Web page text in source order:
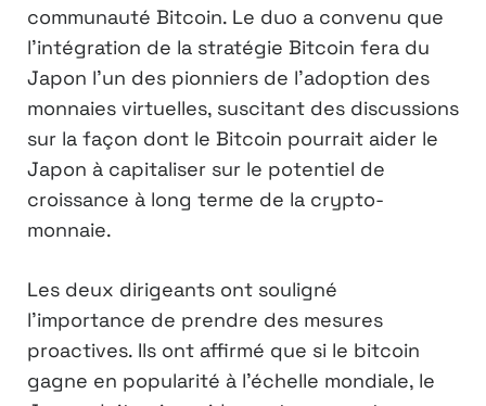
communauté Bitcoin. Le duo a convenu que
l’intégration de la stratégie Bitcoin fera du
Japon l’un des pionniers de l’adoption des
monnaies virtuelles, suscitant des discussions
sur la façon dont le Bitcoin pourrait aider le
Japon à capitaliser sur le potentiel de
croissance à long terme de la crypto-
monnaie.
Les deux dirigeants ont souligné
l’importance de prendre des mesures
proactives. Ils ont affirmé que si le bitcoin
gagne en popularité à l’échelle mondiale, le